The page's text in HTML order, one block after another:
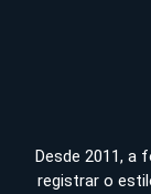
Desde 2011, a
registrar o